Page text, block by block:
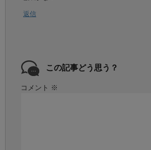
返信
この記事どう思う？
コメント ※